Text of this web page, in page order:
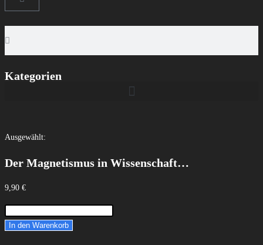
Kategorien
Ausgewählt:
Der Magnetismus in Wissenschaft…
9,90 €
In den Warenkorb